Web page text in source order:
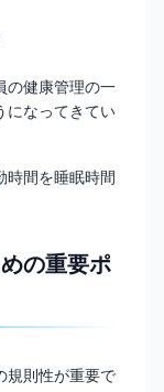
の健康管理の一
になってきてい
時間を睡眠時間
の重要ポ
規則性が重要で